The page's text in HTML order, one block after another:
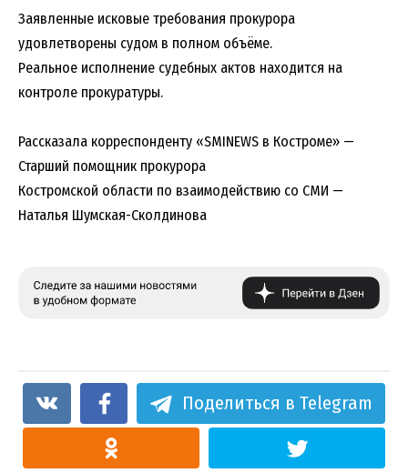
Заявленные исковые требования прокурора
удовлетворены судом в полном объёме.
Реальное исполнение судебных актов находится на
контроле прокуратуры.
Рассказала корреспонденту «SMINEWS в Костроме» —
Старший помощник прокурора
Костромской области по взаимодействию со СМИ —
Наталья Шумская-Сколдинова
Поделиться в Telegram